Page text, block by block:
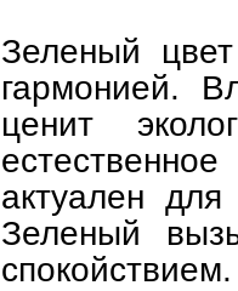
Зеленый
гармонией.
ценит
актуален
Зеленый
спокойствием.